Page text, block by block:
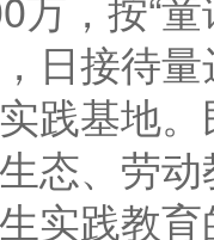
日接待量
践基地
态、劳
实践教